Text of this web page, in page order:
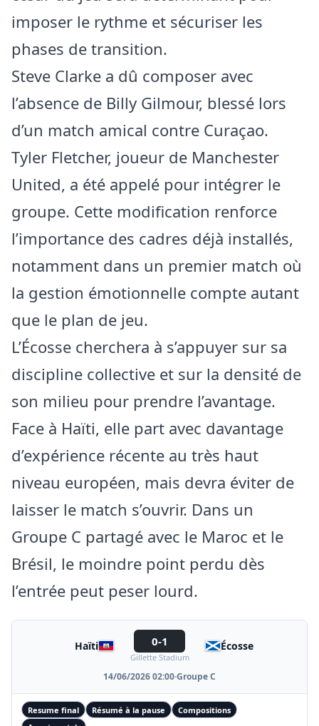
imposer le rythme et sécuriser les
phases de transition.
Steve Clarke a dû composer avec
l’absence de Billy Gilmour, blessé lors
d’un match amical contre Curaçao.
Tyler Fletcher, joueur de Manchester
United, a été appelé pour intégrer le
groupe. Cette modification renforce
l’importance des cadres déjà installés,
notamment dans un premier match où
la gestion émotionnelle compte autant
que le plan de jeu.
L’Écosse cherchera à s’appuyer sur sa
discipline collective et sur la densité de
son milieu pour prendre l’avantage.
Face à Haïti, elle part avec davantage
d’expérience récente au très haut
niveau européen, mais devra éviter de
laisser le match s’ouvrir. Dans un
Groupe C partagé avec le Maroc et le
Brésil, le moindre point perdu dès
l’entrée peut peser lourd.
Haïti 0-1
Gillette Stadium
Écosse
14/06/2026 02:00·Groupe C
Resume final Résumé à la pause
Compositions